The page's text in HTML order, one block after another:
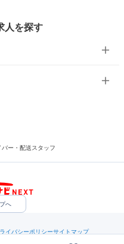
人を探す
バー・配送スタッフ
へ
イバシーポリシーサイトマップ